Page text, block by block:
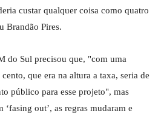
custar qualquer coisa como quatro
Brandão Pires.
do Sul precisou que, "com uma
que era na altura a taxa, seria de
público para esse projeto", mas
out’, as regras mudaram e